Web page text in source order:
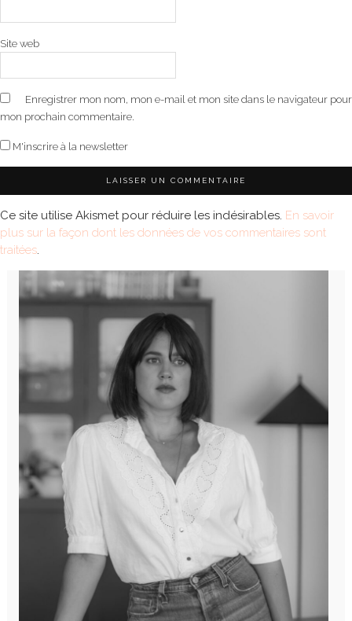
Site web
Enregistrer mon nom, mon e-mail et mon site dans le navigateur pour
mon prochain commentaire.
M'inscrire à la newsletter
Ce site utilise Akismet pour réduire les indésirables. En savoir
plus sur la façon dont les données de vos commentaires sont
traitées.